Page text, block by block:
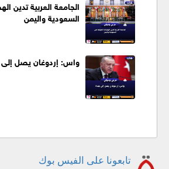
الجامعة العربية تدين
السعودية واليمن
واس: إردوغان يصل
تابعونا على الفيس بوك